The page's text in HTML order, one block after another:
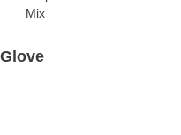
Mix